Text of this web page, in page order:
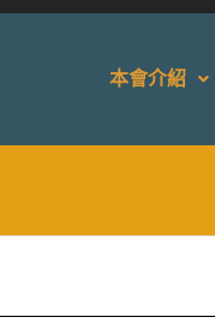
本會介紹